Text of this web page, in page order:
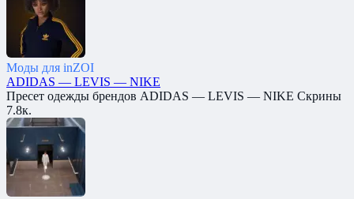
Моды для inZOI
ADIDAS — LEVIS — NIKE
Пресет одежды брендов ADIDAS — LEVIS — NIKE Скрины
7.8к.